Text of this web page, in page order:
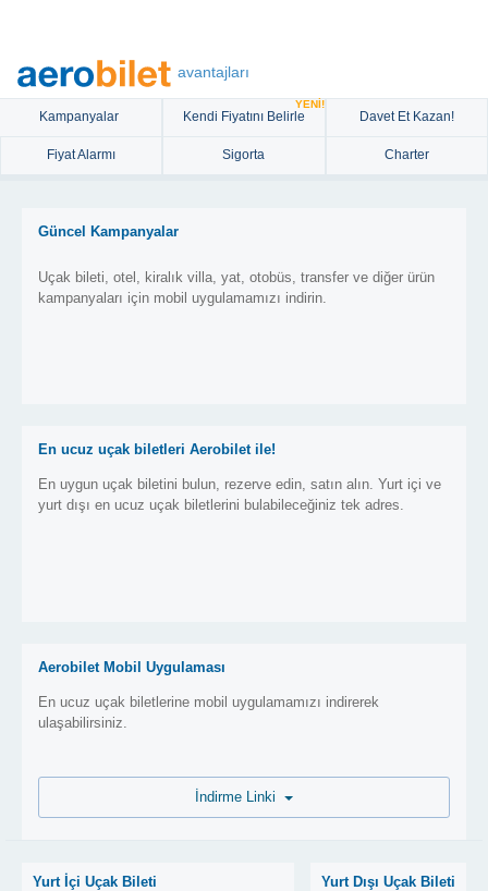
avantajları
Kampanyalar Kendi Fiyatını Belirle
YENİ!
Davet Et Kazan!
Fiyat Alarmı Sigorta Charter
Güncel Kampanyalar
Uçak bileti, otel, kiralık villa, yat, otobüs, transfer ve diğer ürün
kampanyaları için mobil uygulamamızı indirin.
En ucuz uçak biletleri Aerobilet ile!
En uygun uçak biletini bulun, rezerve edin, satın alın. Yurt içi ve
yurt dışı en ucuz uçak biletlerini bulabileceğiniz tek adres.
Aerobilet Mobil Uygulaması
En ucuz uçak biletlerine mobil uygulamamızı indirerek
ulaşabilirsiniz.
Yurt İçi Uçak Bileti
Yurt Dışı Uçak Bileti